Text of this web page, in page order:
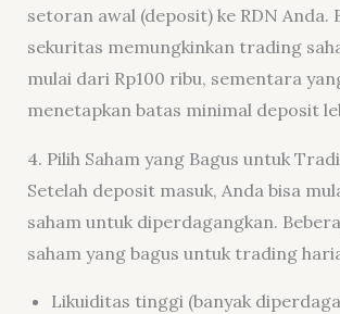
setoran awal (deposit) ke RDN Anda.
sekuritas memungkinkan trading
mulai dari Rp100 ribu, sementara
menetapkan batas minimal deposit
4. Pilih Saham yang Bagus untuk
Setelah deposit masuk, Anda bisa
saham untuk diperdagangkan.
saham yang bagus untuk trading
Likuiditas tinggi (banyak